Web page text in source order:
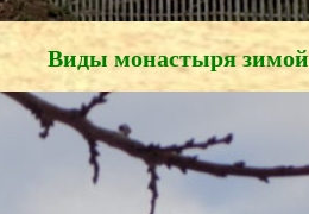
Виды монастыря зимой